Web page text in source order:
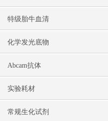
特级胎牛血清
化学发光底物
Abcam抗体
实验耗材
常规生化试剂